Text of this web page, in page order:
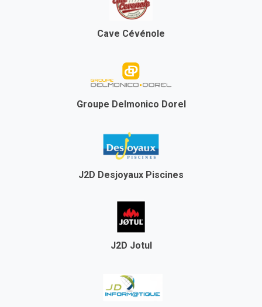
Cave Cévénole
Groupe Delmonico Dorel
J2D Desjoyaux Piscines
J2D Jotul